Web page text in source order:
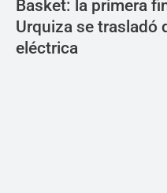
Basket: la primera
Urquiza se trasladó
eléctrica